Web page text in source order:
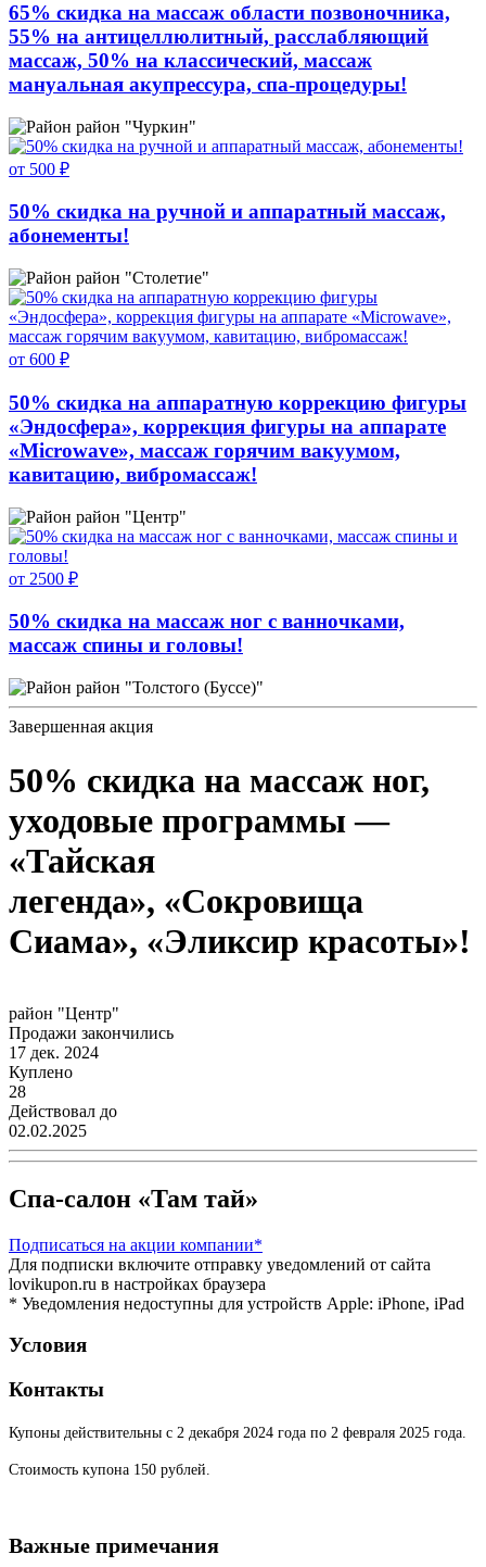
65% скидка на массаж области позвоночника,
55% на антицеллюлитный, расслабляющий
массаж, 50% на классический, массаж
мануальная акупрессура, спа-процедуры!
район "Чуркин"
от 500 ₽
50% скидка на ручной и аппаратный массаж,
абонементы!
район "Столетие"
от 600 ₽
50% скидка на аппаратную коррекцию фигуры
«Эндосфера», коррекция фигуры на аппарате
«Microwave», массаж горячим вакуумом,
кавитацию, вибромассаж!
район "Центр"
от 2500 ₽
50% скидка на массаж ног с ванночками,
массаж спины и головы!
район "Толстого (Буссе)"
Завершенная акция
50% скидка на массаж ног,
уходовые программы —
«Тайская
легенда», «Сокровища
Сиама», «Эликсир красоты»!
район "Центр"
Продажи закончились
17 дек. 2024
Куплено
28
Действовал до
02.02.2025
Спа-салон «Там тай»
Подписаться на акции компании*
Для подписки включите отправку уведомлений от сайта
lovikupon.ru в настройках браузера
* Уведомления недоступны для устройств Apple: iPhone, iPad
Условия
Контакты
Купоны действительны с 2 декабря 2024 года по 2 февраля 2025 года.
Стоимость купона 150 рублей.
Важные примечания